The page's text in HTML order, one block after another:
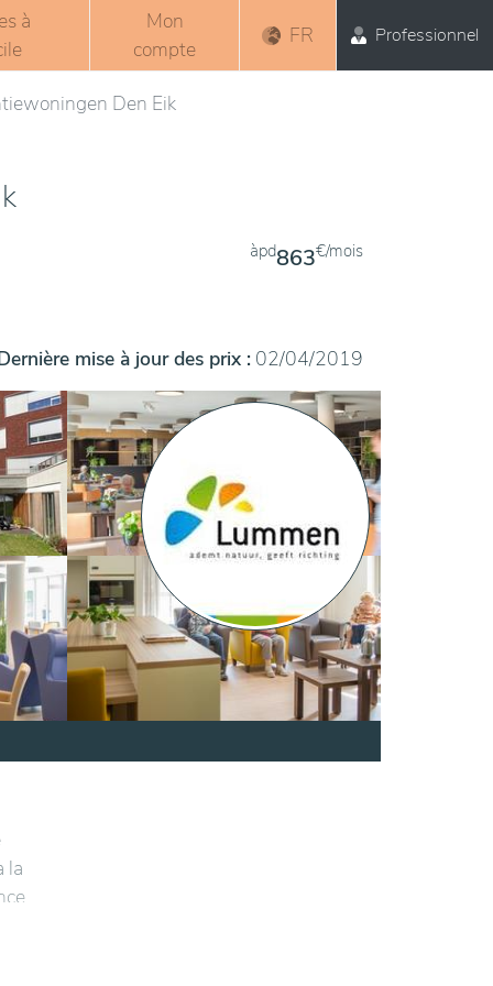
à
Mon
compte
FR Professionnel
Den Eik
àpd863€/mois
mise à jour des prix : 02/04/2019
la